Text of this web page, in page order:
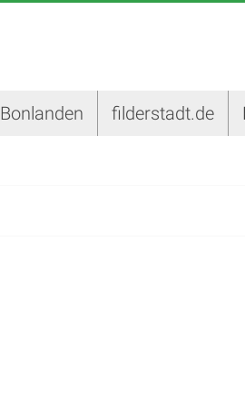
filderstadt.de